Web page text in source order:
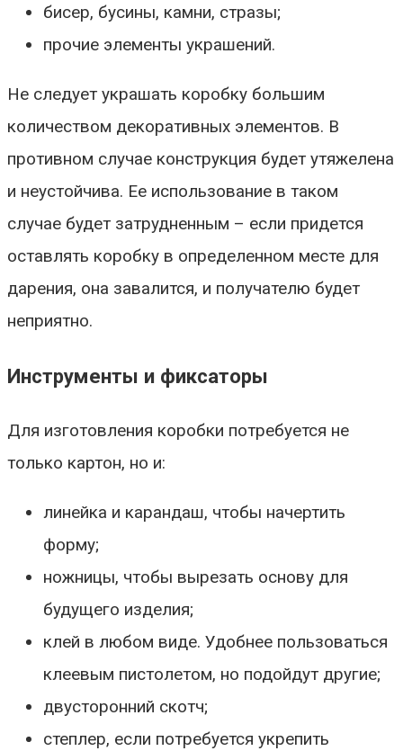
бисер, бусины, камни, стразы;
прочие элементы украшений.
Не следует украшать коробку большим
количеством декоративных элементов. В
противном случае конструкция будет утяжелена
и неустойчива. Ее использование в таком
случае будет затрудненным – если придется
оставлять коробку в определенном месте для
дарения, она завалится, и получателю будет
неприятно.
Инструменты и фиксаторы
Для изготовления коробки потребуется не
только картон, но и:
линейка и карандаш, чтобы начертить
форму;
ножницы, чтобы вырезать основу для
будущего изделия;
клей в любом виде. Удобнее пользоваться
клеевым пистолетом, но подойдут другие;
двусторонний скотч;
степлер, если потребуется укрепить